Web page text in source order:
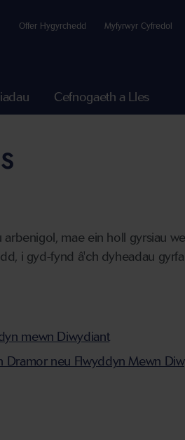
Offer Hygyrchedd Myfyrwyr Cyfredol
Cefnogaeth a Lles
mae ein holl gyrsiau
i gyd-fynd â'ch dyheadau
mewn Diwydiant
Dramor neu Flwyddyn Mewn